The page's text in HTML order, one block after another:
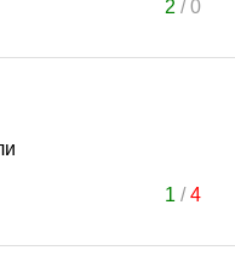
2 /0
1 /4